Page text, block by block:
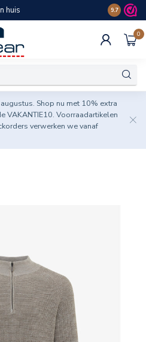
huis Spaar
9.7
0
Shop nu met 10% extra
VAKANTIE10. Voorraadartikelen
verwerken we vanaf